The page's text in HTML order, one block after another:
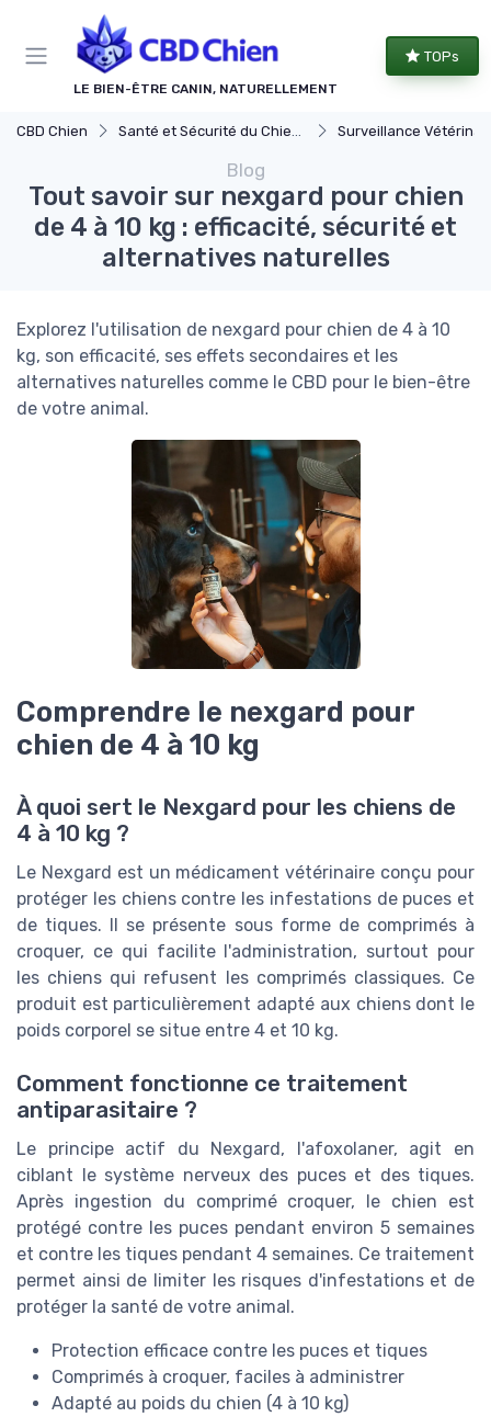
LE BIEN-ÊTRE CANIN, NATURELLEMENT
TOPs
CBD Chien Santé et Sécurité du Chien avec le CBD Surveillance Vétérinaire du CBD pour
Blog
Tout savoir sur nexgard pour chien
de 4 à 10 kg : efficacité, sécurité et
alternatives naturelles
Explorez l'utilisation de nexgard pour chien de 4 à 10
kg, son efficacité, ses effets secondaires et les
alternatives naturelles comme le CBD pour le bien-être
de votre animal.
Comprendre le nexgard pour
chien de 4 à 10 kg
À quoi sert le Nexgard pour les chiens de
4 à 10 kg ?
Le Nexgard est un médicament vétérinaire conçu pour
protéger les chiens contre les infestations de puces et
de tiques. Il se présente sous forme de comprimés à
croquer, ce qui facilite l'administration, surtout pour
les chiens qui refusent les comprimés classiques. Ce
produit est particulièrement adapté aux chiens dont le
poids corporel se situe entre 4 et 10 kg.
Comment fonctionne ce traitement
antiparasitaire ?
Le principe actif du Nexgard, l'afoxolaner, agit en
ciblant le système nerveux des puces et des tiques.
Après ingestion du comprimé croquer, le chien est
protégé contre les puces pendant environ 5 semaines
et contre les tiques pendant 4 semaines. Ce traitement
permet ainsi de limiter les risques d'infestations et de
protéger la santé de votre animal.
Protection efficace contre les puces et tiques
Comprimés à croquer, faciles à administrer
Adapté au poids du chien (4 à 10 kg)
Panneau de gestion des cookies